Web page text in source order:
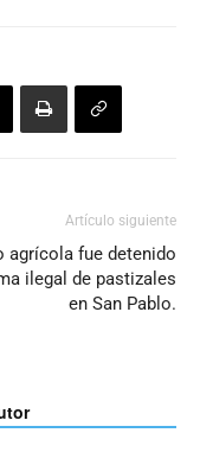
Artículo siguiente
agrícola fue detenido
ilegal de pastizales
en San Pablo.